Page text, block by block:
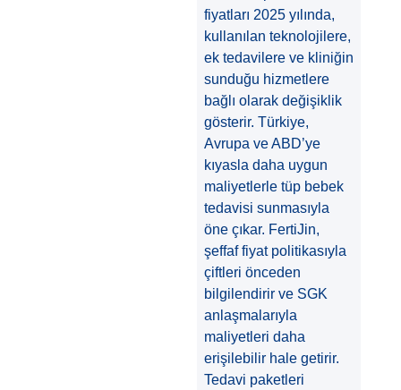
fiyatları 2025 yılında,
kullanılan teknolojilere,
ek tedavilere ve kliniğin
sunduğu hizmetlere
bağlı olarak değişiklik
gösterir. Türkiye,
Avrupa ve ABD’ye
kıyasla daha uygun
maliyetlerle tüp bebek
tedavisi sunmasıyla
öne çıkar. FertiJin,
şeffaf fiyat politikasıyla
çiftleri önceden
bilgilendirir ve SGK
anlaşmalarıyla
maliyetleri daha
erişilebilir hale getirir.
Tedavi paketleri